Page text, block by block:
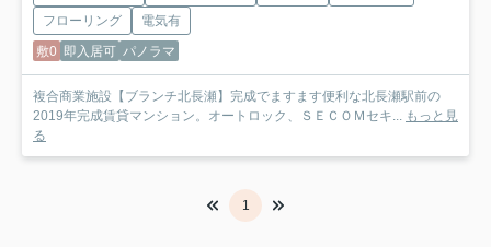
フローリング
電気有
敷0 即入居可 パノラマ
複合商業施設【ブランチ北長瀬】完成でますます便利な北長瀬駅前の
2019年完成賃貸マンション。オートロック、ＳＥＣＯＭセキ... もっと見
る
1